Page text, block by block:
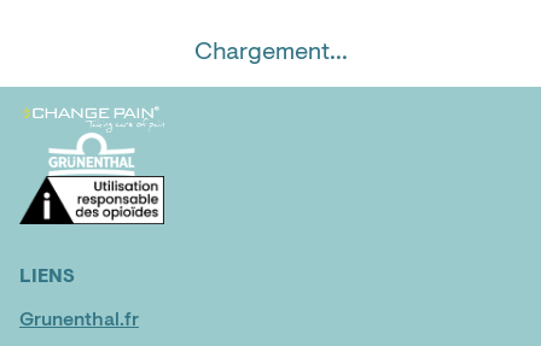
Chargement...
LIENS
Grunenthal.fr